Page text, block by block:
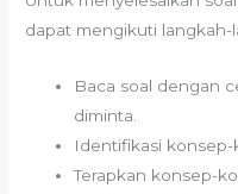
dapat mengikuti langkah-
Baca soal dengan
diminta.
Identifikasi konsep-
Terapkan konsep-